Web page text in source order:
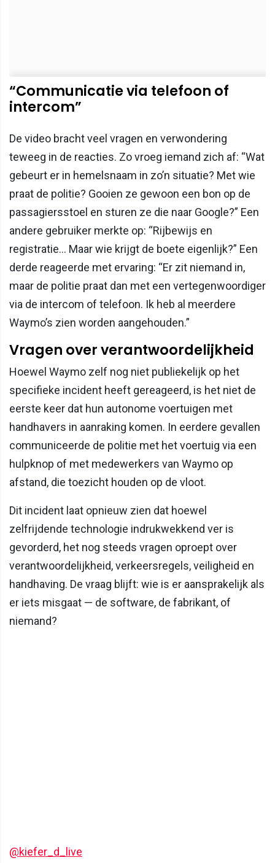
“Communicatie via telefoon of
intercom”
De video bracht veel vragen en verwondering
teweeg in de reacties. Zo vroeg iemand zich af: “Wat
gebeurt er in hemelsnaam in zo’n situatie? Met wie
praat de politie? Gooien ze gewoon een bon op de
passagiersstoel en sturen ze die naar Google?” Een
andere gebruiker merkte op: “Rijbewijs en
registratie... Maar wie krijgt de boete eigenlijk?” Een
derde reageerde met ervaring: “Er zit niemand in,
maar de politie praat dan met een vertegenwoordiger
via de intercom of telefoon. Ik heb al meerdere
Waymo’s zien worden aangehouden.”
Vragen over verantwoordelijkheid
Hoewel Waymo zelf nog niet publiekelijk op het
specifieke incident heeft gereageerd, is het niet de
eerste keer dat hun autonome voertuigen met
handhavers in aanraking komen. In eerdere gevallen
communiceerde de politie met het voertuig via een
hulpknop of met medewerkers van Waymo op
afstand, die toezicht houden op de vloot.
Dit incident laat opnieuw zien dat hoewel
zelfrijdende technologie indrukwekkend ver is
gevorderd, het nog steeds vragen oproept over
verantwoordelijkheid, verkeersregels, veiligheid en
handhaving. De vraag blijft: wie is er aansprakelijk als
er iets misgaat — de software, de fabrikant, of
niemand?
@kiefer_d_live